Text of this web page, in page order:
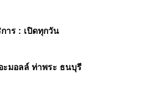
าร: เปิดทุกวัน
ะมอลล์ ท่าพระ ธนบุรี